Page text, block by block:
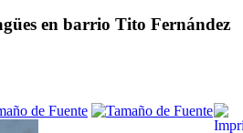
en barrio Tito Fernández